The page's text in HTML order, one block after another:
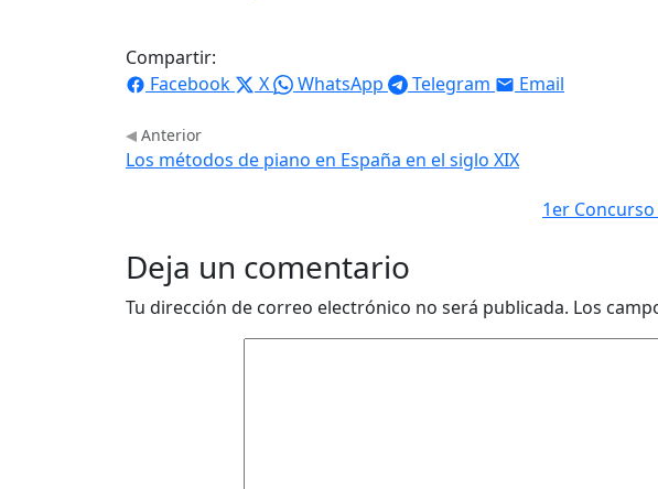
Compartir:
Facebook
X WhatsApp Telegram Email
Anterior
Los métodos de piano en España en el siglo XIX
1er
Deja un comentario
Tu dirección de correo electrónico no será publicada. Los